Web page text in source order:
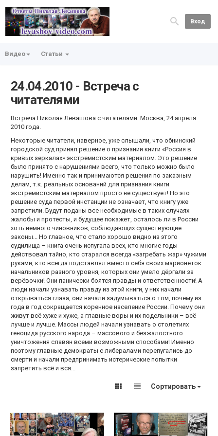
Вход
Видео Статьи
24.04.2010 - Встреча с
читателями
Встреча Николая Левашова с читателями. Москва, 24 апреля
2010 года.
Некоторые читатели, наверное, уже слышали, что обнинский
городской суд принял решение о признании книги «Россия в
кривых зеркалах» экстремистским материалом. Это решение
было принято с нарушениями всего, что только можно было
нарушить! Именно так и принимаются решения по заказным
делам, т.к. реальных оснований для признания книги
экстремистским материалом просто не существует! Но это
решение суда первой инстанции не означает, что книгу уже
запретили. Будут поданы все необходимые в таких случаях
жалобы и протесты, и будущее покажет, осталось ли в России
хоть немного чиновников, соблюдающих существующие
законы... Но главное, что стало хорошо видно из этого
судилища – книга очень испугала всех, кто многие годы
действовал тайно, кто старался всегда «загребать жар» чужими
руками, кто всегда подставлял вместо себя своих марионеток –
начальников разного уровня, которых они умело дёргали за
верёвочки! Они панически боятся правды и ответственности! А
люди начали узнавать правду из этой книги, у них начали
открываться глаза, они начали задумываться о том, почему из
года в год сокращается коренное население России. Почему они
живут всё хуже и хуже, а главные воры и их подельники – всё
лучше и лучше. Массы людей начали узнавать о столетиях
геноцида русского народа – массового и безжалостного
уничтожения славян всеми возможными способами! Именно
поэтому главные демократы с либералами перепугались до
смерти и начали предпринимать истерические попытки
запретить всё и вся...
Сортировать